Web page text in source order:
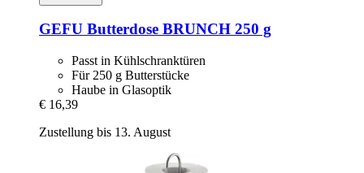
GEFU Butterdose BRUNCH 250 g
Passt in Kühlschranktüren
Für 250 g Butterstücke
Haube in Glasoptik
€ 16,39
Zustellung bis 13. August